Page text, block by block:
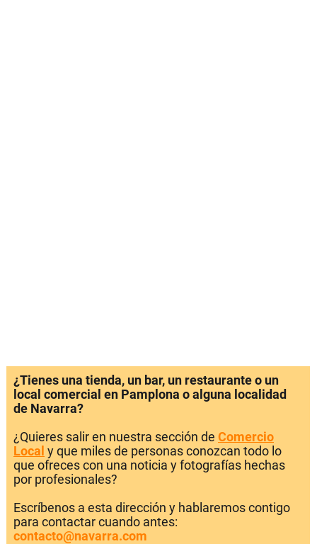
¿Tienes una tienda, un bar, un restaurante o un
local comercial en Pamplona o alguna localidad
de Navarra?
¿Quieres salir en nuestra sección de Comercio
Local y que miles de personas conozcan todo lo
que ofreces con una noticia y fotografías hechas
por profesionales?
Escríbenos a esta dirección y hablaremos contigo
para contactar cuando antes:
contacto@navarra.com